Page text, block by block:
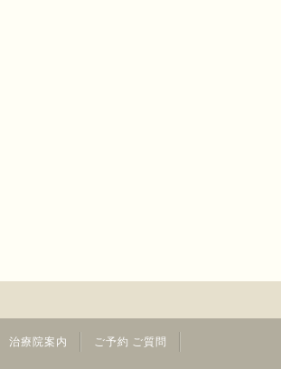
治療院案内 ご予約 ご質問